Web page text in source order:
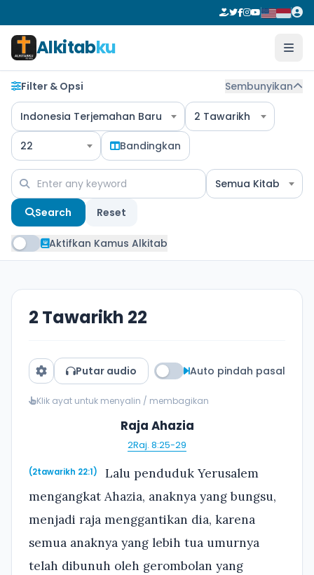
Alkitabku
Filter & Opsi Sembunyikan
Indonesia Terjemahan Baru 2 Tawarikh
22 Bandingkan
Semua Kitab
Search Reset
Aktifkan Kamus Alkitab
2 Tawarikh 22
Putar audio Auto pindah pasal
Klik ayat untuk menyalin / membagikan
Raja Ahazia
2Raj. 8:25-29
(2tawarikh 22:1)
Lalu penduduk Yerusalem
mengangkat Ahazia, anaknya yang bungsu,
menjadi raja menggantikan dia, karena
semua anaknya yang lebih tua umurnya
telah dibunuh oleh gerombolan yang